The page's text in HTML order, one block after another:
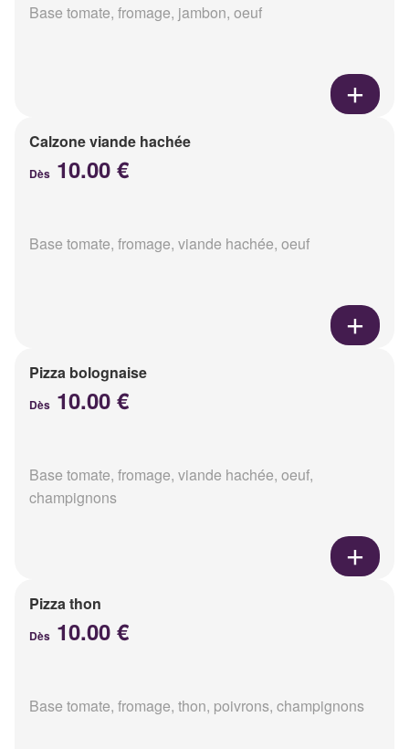
Base tomate, fromage, jambon, oeuf
Calzone viande hachée
Dès 10.00 €
Base tomate, fromage, viande hachée, oeuf
Pizza bolognaise
Dès 10.00 €
Base tomate, fromage, viande hachée, oeuf,
champignons
Pizza thon
Dès 10.00 €
Base tomate, fromage, thon, poivrons, champignons